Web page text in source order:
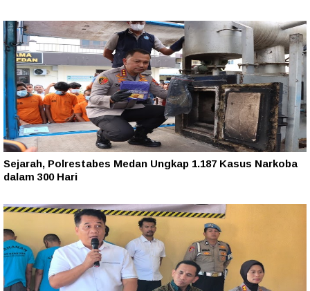
Sejarah, Polrestabes Medan Ungkap 1.187 Kasus Narkoba
dalam 300 Hari